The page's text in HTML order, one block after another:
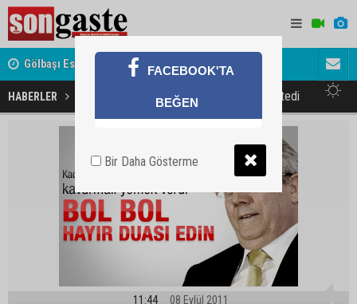
Gölbaşı Esnafının Sesi Ankara Kalkınma Ajansı'nda Avukat
akını
HABERLER Aziz Yıldırım Kadir Gecesi dua istedi
11:44 08 Eylül 2011
FACEBOOK'TA
BEĞEN
Bir Daha Gösterme